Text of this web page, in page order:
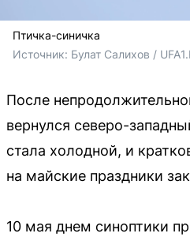
Птичка-синичка
Источник: Булат Салихов /
После
вернулся северо-
стала холодной, и
на майские праздники
10 мая днем синоптики